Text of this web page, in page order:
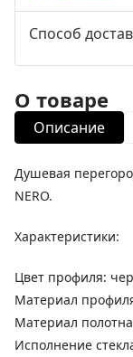
Способ
О товаре
Описание
Душевая
NERO.
Характеристики:
Цвет профиля:
Материал
Материал
Исполнение